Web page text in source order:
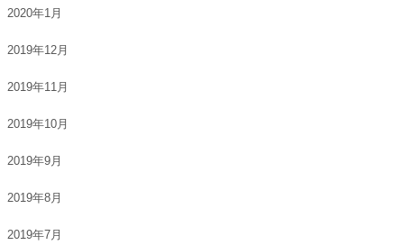
2020年1月
2019年12月
2019年11月
2019年10月
2019年9月
2019年8月
2019年7月